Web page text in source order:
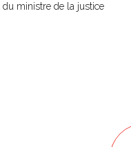
ministre de la justice